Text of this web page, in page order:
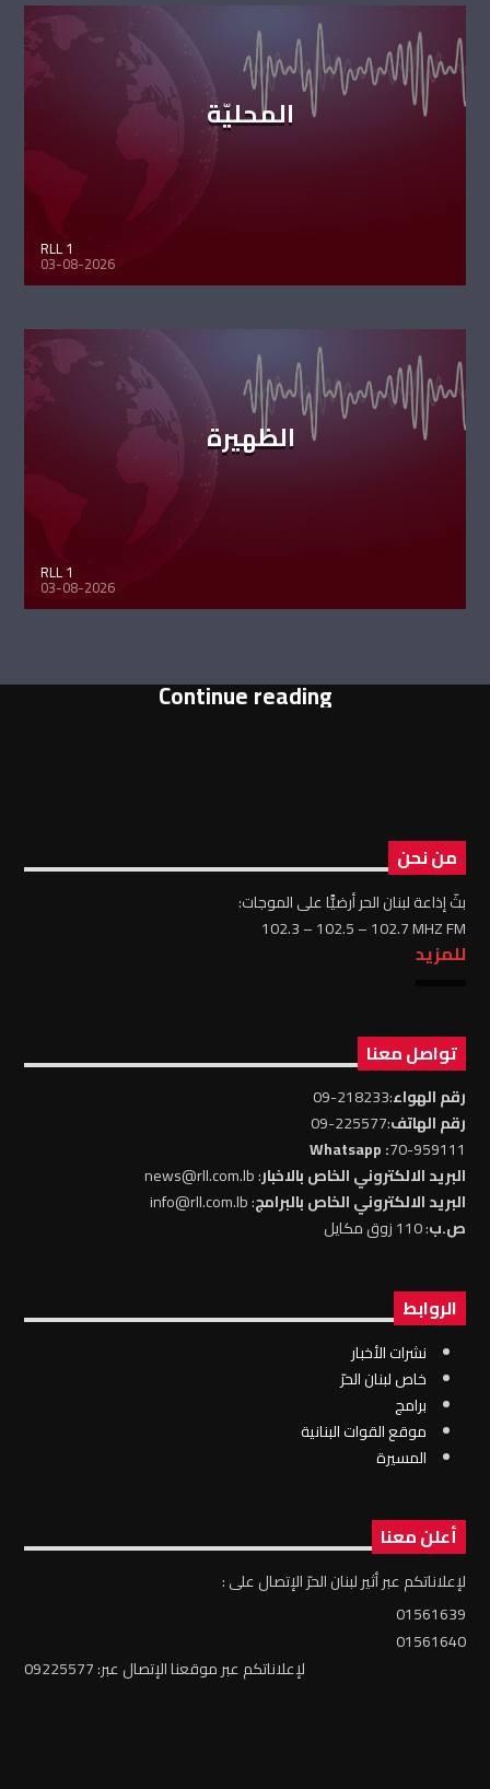
المحليّة
RLL 1
03-08-2026
الظهيرة
RLL 1
03-08-2026
Continue reading
من نحن
بثّ إذاعة لبنان الحر أرضيًّا على الموجات:
102.3 – 102.5 – 102.7 MHZ FM
للمزيد
تواصل معنا
رقم الهواء:218233-09
رقم الهاتف:225577-09
70-959111
: Whatsapp
البريد الالكتروني الخاص بالاخبار: news@rll.com.lb
البريد الالكتروني الخاص بالبرامج: info@rll.com.lb
ص.ب: 110 زوق مكايل
الروابط
نشرات الأخبار
خاص لبنان الحرّ
برامج
موقع القوات البنانية
المسيرة
أعلن معنا
لإعلاناتكم عبر أثير لبنان الحرّ الإتصال على :
01561639
01561640
لإعلاناتكم عبر موقعنا الإتصال عبر: 09225577